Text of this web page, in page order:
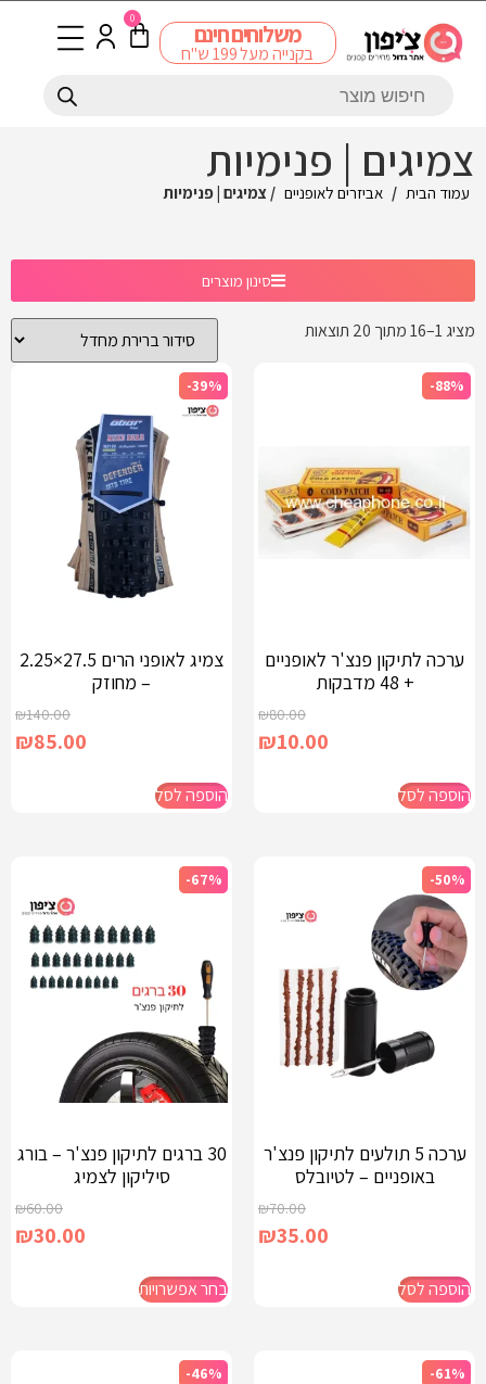
משלוחים חינם
בקנייה מעל 199 ש"ח
0
צמיגים | פנימיות
עמוד הבית / אביזרים לאופניים / צמיגים | פנימיות
סינון מוצרים
מציג 1–16 מתוך 20 תוצאות
-88%
ערכה לתיקון פנצ'ר לאופניים
+ 48 מדבקות
₪80.00
₪10.00
הוספה לסל
-39%
צמיג לאופני הרים 27.5×2.25
– מחוזק
₪140.00
₪85.00
הוספה לסל
-50%
ערכה 5 תולעים לתיקון פנצ'ר
באופניים – לטיובלס
₪70.00
₪35.00
הוספה לסל
-67%
30 ברגים לתיקון פנצ'ר – בורג
סיליקון לצמיג
₪60.00
₪30.00
בחר אפשרויות
-61%
-46%